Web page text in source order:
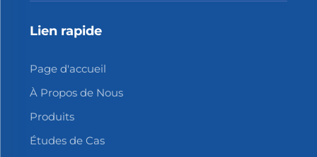
Lien rapide
Page d'accueil
À Propos de Nous
Produits
Études de Cas